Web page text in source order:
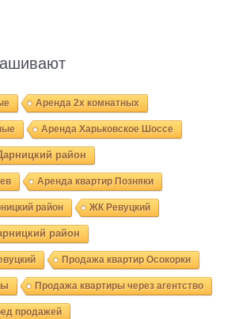
Аренда 2х комнатных
Аренда Харьковское Шоссе
район
Аренда квартир Позняки
район ЖК Ревуцкий
район
Продажа квартир Осокорки
Продажа квартиры через агентство
продажей